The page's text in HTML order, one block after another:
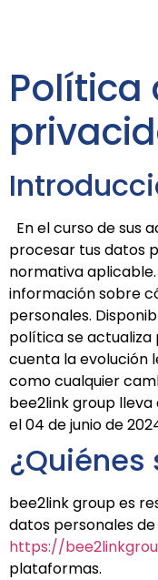
Política
En el curso de sus
procesar tus datos
normativa
información sobre
personales.
política se
cuenta la evolución
como cualquier
bee2link group
el 04 de junio de
¿Quiénes
bee2link group es
datos personales
https://
plataformas.